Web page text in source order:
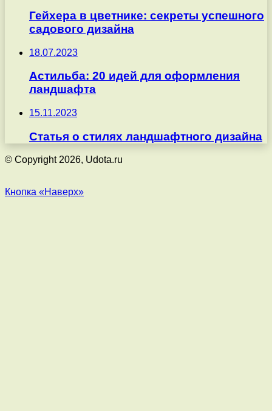
Гейхера в цветнике: секреты успешного
садового дизайна
18.07.2023
Астильба: 20 идей для оформления
ландшафта
15.11.2023
Статья о стилях ландшафтного дизайна
© Copyright 2026, Udota.ru
Кнопка «Наверх»